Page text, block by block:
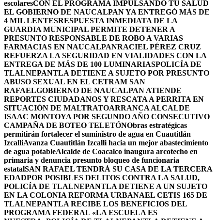
escolaresCON EL PROGRAMA IMPULSANDO TU SALUD
EL GOBIERNO DE NAUCALPAN YA ENTREGÓ MÁS DE
4 MIL LENTESRESPUESTA INMEDIATA DE LA
GUARDIA MUNICIPAL PERMITE DETENER A
PRESUNTO RESPONSABLE DE ROBO A VARIAS
FARMACIAS EN NAUCALPANRACIEL PÉREZ CRUZ
REFUERZA LA SEGURIDAD EN VIALIDADES CON LA
ENTREGA DE MÁS DE 100 LUMINARIASPOLICÍA DE
TLALNEPANTLA DETIENE A SUJETO POR PRESUNTO
ABUSO SEXUAL EN EL CETRAM SAN
RAFAELGOBIERNO DE NAUCALPAN ATIENDE
REPORTES CIUDADANOS Y RESCATA A PERRITA EN
SITUACIÓN DE MALTRATOARRANCA ALCALDE
ISAAC MONTOYA POR SEGUNDO AÑO CONSECUTIVO
CAMPAÑA DE BOTEO TELETÓNObras estratégicas
permitirán fortalecer el suministro de agua en Cuautitlán
IzcalliAvanza Cuautitlán Izcalli hacia un mejor abastecimiento
de agua potableAlcalde de Coacalco inaugura arcotecho en
primaria y denuncia presunto bloqueo de funcionaria
estatalSAN RAFAEL TENDRÁ SU CASA DE LA TERCERA
EDADPOR POSIBLES DELITOS CONTRA LA SALUD,
POLICÍA DE TLALNEPANTLA DETIENE A UN SUJETO
EN LA COLONIA REFORMA URBANAEL CETIS 165 DE
TLALNEPANTLA RECIBE LOS BENEFICIOS DEL
PROGRAMA FEDERAL «LA ESCUELA ES